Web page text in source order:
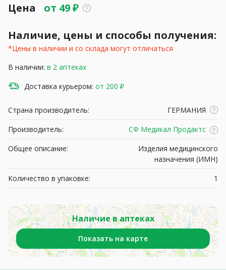
Цена от 49₽
Наличие, цены и способы получения:
*Цены в наличии и со склада могут отличаться
В наличии: в 2 аптеках
Доставка курьером: от 200 ₽
Страна производитель:
ГЕРМАНИЯ
Производитель:
СФ Медикал Продактс
Общее описание:
Изделия медицинского
назначения (ИМН)
Количество в упаковке:
1
Наличие в аптеках
Показать на карте